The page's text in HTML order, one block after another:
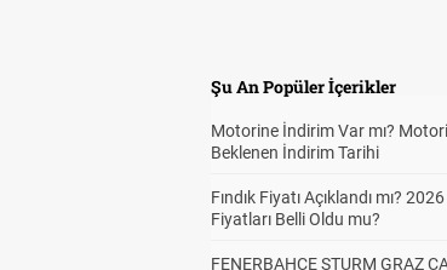
Şu An Popüler İçerikler
Motorine İndirim Var mı?
Beklenen İndirim Tarihi
Fındık Fiyatı Açıklandı mı?
Fiyatları Belli Oldu mu?
FENERBAHÇE STURM GRAZ